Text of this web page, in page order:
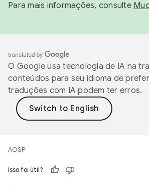
Para mais informações, consulte
O Google usa tecnologia de IA na
conteúdos para seu idioma de
traduções com IA podem ter erros.
AOSP
Isso foi útil?